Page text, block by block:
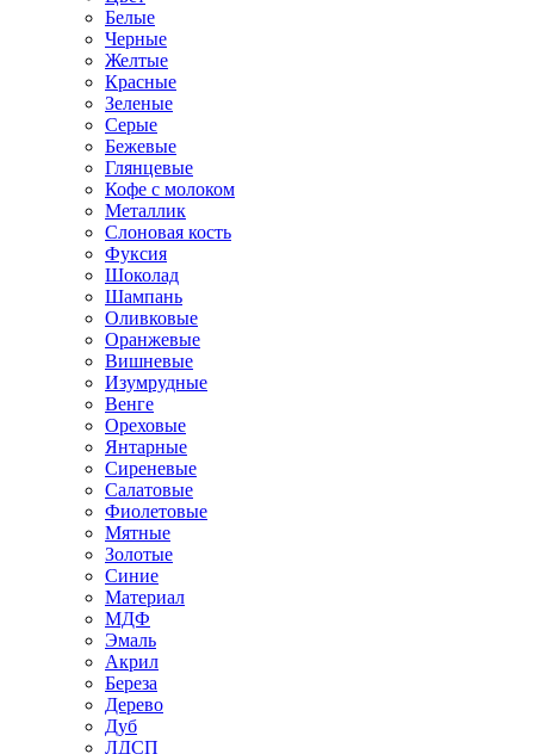
Белые
Черные
Желтые
Красные
Зеленые
Серые
Бежевые
Глянцевые
Кофе с молоком
Металлик
Слоновая кость
Фуксия
Шоколад
Шампань
Оливковые
Оранжевые
Вишневые
Изумрудные
Венге
Ореховые
Янтарные
Сиреневые
Салатовые
Фиолетовые
Мятные
Золотые
Синие
Материал
МДФ
Эмаль
Акрил
Береза
Дерево
Дуб
ЛДСП